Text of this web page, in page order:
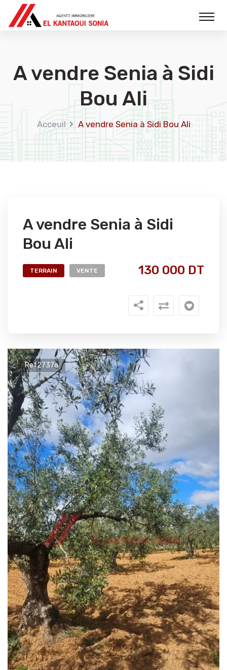
A vendre Senia à Sidi
Bou Ali
Acceuil A vendre Senia à Sidi Bou Ali
A vendre Senia à Sidi
Bou Ali
TERRAIN VENTE 130 000 DT
Ref2737a